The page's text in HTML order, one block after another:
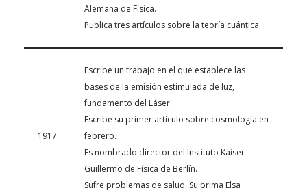
Alemana de Física.
Publica tres artículos sobre la teoría cuántica.
1917
Escribe un trabajo en el que establece las
bases de la emisión estimulada de luz,
fundamento del Láser.
Escribe su primer artículo sobre cosmología en
febrero.
Es nombrado director del Instituto Kaiser
Guillermo de Física de Berlín.
Sufre problemas de salud. Su prima Elsa